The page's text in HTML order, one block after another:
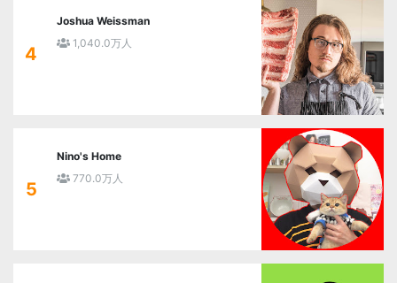
4
Joshua Weissman
1,040.0万人
5
Nino's Home
770.0万人